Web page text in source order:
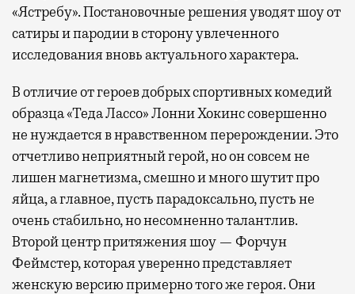
«Ястребу». Постановочные решения уводят шоу от
сатиры и пародии в сторону увлеченного
исследования вновь актуального характера.
В отличие от героев добрых спортивных комедий
образца «Теда Лассо» Лонни Хокинс совершенно
не нуждается в нравственном перерождении. Это
отчетливо неприятный герой, но он совсем не
лишен магнетизма, смешно и много шутит про
яйца, а главное, пусть парадоксально, пусть не
очень стабильно, но несомненно талантлив.
Второй центр притяжения шоу — Форчун
Феймстер, которая уверенно представляет
женскую версию примерно того же героя. Они